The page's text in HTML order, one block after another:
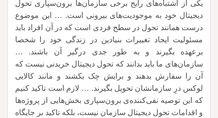
یکی از اشتباه‌های رایج برخی سازمان‌ها برون‌سپاری تحول
دیجیتال خود به موجودیت‌های بیرونی است. … این موضوع
درست همانند تحول در سطح فردی است که در آن افراد باید
مسئولیت ایجاد تغییرات بنیادین در زندگی خود را شخصا
برعهده بگیرند و به طور جدی درگیر آن باشند. …
سازمان‌های ما باید بدانند که تحول دیجیتال خریدنی نیست که
آن را سفارش بدهند و برایش چک بکشند و مانند کالایی
لوکس درِ سازمانشان تحویل بگیرند. … لازم است تاکید کنیم
که این توصیه نفی‌کننده‌ی برون‌سپاری بخش‌هایی از پروژه‌ها
و اقدامات تحول دیجیتال سازمان نیست، بلکه تاکید بر جایگاه